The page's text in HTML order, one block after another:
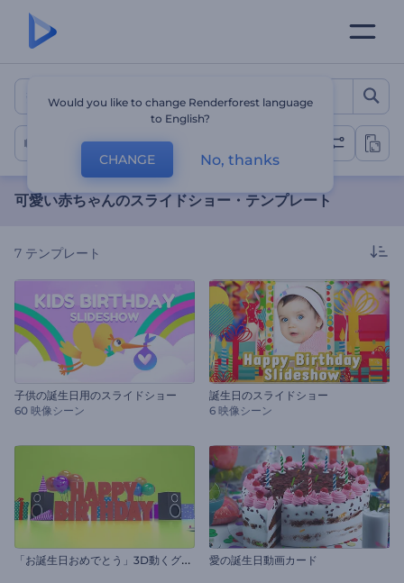
可愛い赤ちゃんのスライドシ
赤ちゃんのスライドショー
可愛い赤ちゃんのスライドショー・テンプレート
7 テンプレート
子供の誕生日用のスライドショー
60 映像シーン
誕生日のスライドショー
6 映像シーン
「
お誕生日おめでとう」3D動くグリーティングカード 愛の誕生日動画カード
Would you like to change Renderforest language
to English?
CHANGE No, thanks